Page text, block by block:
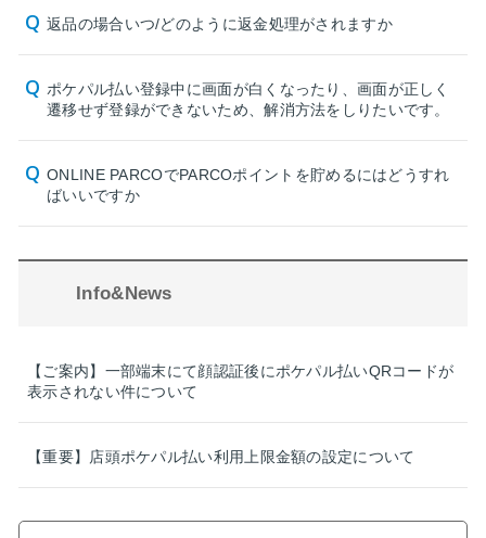
返品の場合いつ/どのように返金処理がされますか
ポケパル払い登録中に画面が白くなったり、画面が正しく
遷移せず登録ができないため、解消方法をしりたいです。
ONLINE PARCOでPARCOポイントを貯めるにはどうすれ
ばいいですか
Info&News
【ご案内】一部端末にて顔認証後にポケパル払いQRコードが
表示されない件について
【重要】店頭ポケパル払い利用上限金額の設定について